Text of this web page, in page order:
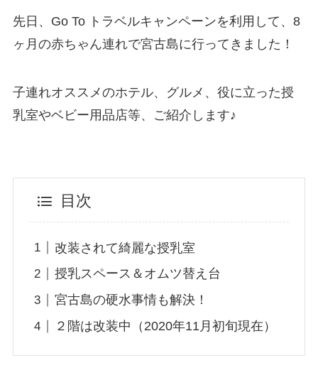
先日、 Go To トラベルキャンペーンを利用して、 8
ヶ月の赤ちゃん連れで宮古島に行ってきました！
子連れオススメのホテル、グルメ、役に立った授
乳室やベビー用品店等、ご紹介します♪
目次
改装されて綺麗な授乳室
授乳スペース＆オムツ替え台
宮古島の硬水事情も解決！
２階は改装中（2020年11月初旬現在）